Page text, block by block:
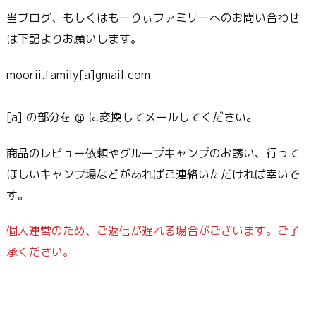
当ブログ、もしくはもーりぃファミリーへのお問い合わせ
は下記よりお願いします。
moorii.family[a]gmail.com
[a] の部分を @ に変換してメールしてください。
商品のレビュー依頼やグループキャンプのお誘い、行って
ほしいキャンプ場などがあればご連絡いただければ幸いで
す。
個人運営のため、ご返信が遅れる場合がございます。ご了
承ください。